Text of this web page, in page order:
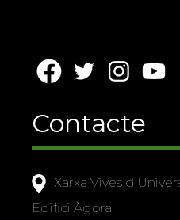
Contacte
Xarxa Vives
Edifici Àgora